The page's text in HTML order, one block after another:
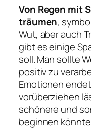
Von Regen mit
träumen,
Wut, aber auch
gibt es einige
soll. Man sollte
positiv zu
Emotionen
vorüberziehen
schönere und
beginnen